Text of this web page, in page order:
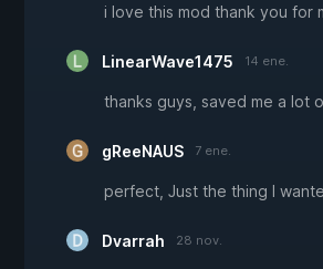
i love this mod thank you for
LinearWave1475 14 ene.
thanks guys, saved me a lot
gReeNAUS 7 ene.
perfect, Just the thing I
Dvarrah 28 nov.